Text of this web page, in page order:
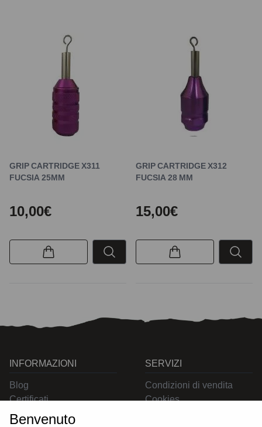
GRIP CARTRIDGE X311
FUCSIA 25MM
10,00€
GRIP CARTRIDGE X312
FUCSIA 28 MM
15,00€
INFORMAZIONI
Blog
Certificati
Contatti
SERVIZI
Condizioni di vendita
Cookies
Benvenuto